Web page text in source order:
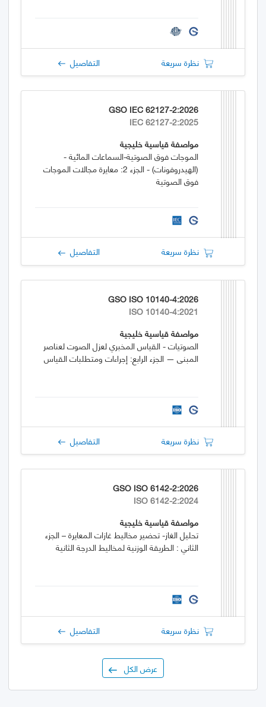
نظرة سريعة التفاصيل
GSO IEC 62127-2:2026
IEC 62127-2:2025
مواصفة قياسية خليجية
الموجات فوق الصوتية-السماعات المائية -
(الهيدروفونات) - الجزء 2: معايرة مجالات الموجات
فوق الصوتية
نظرة سريعة التفاصيل
GSO ISO 10140-4:2026
ISO 10140-4:2021
مواصفة قياسية خليجية
الصوتيات - القياس المخبري لعزل الصوت لعناصر
المبنى — الجزء الرابع: إجراءات ومتطلبات القياس
نظرة سريعة التفاصيل
GSO ISO 6142-2:2026
ISO 6142-2:2024
مواصفة قياسية خليجية
تحليل الغاز- تحضير مخاليط غازات المعايرة – الجزء
الثاني : الطريقة الوزنية لمخاليط الدرجة الثانية
نظرة سريعة التفاصيل
عرض الكل